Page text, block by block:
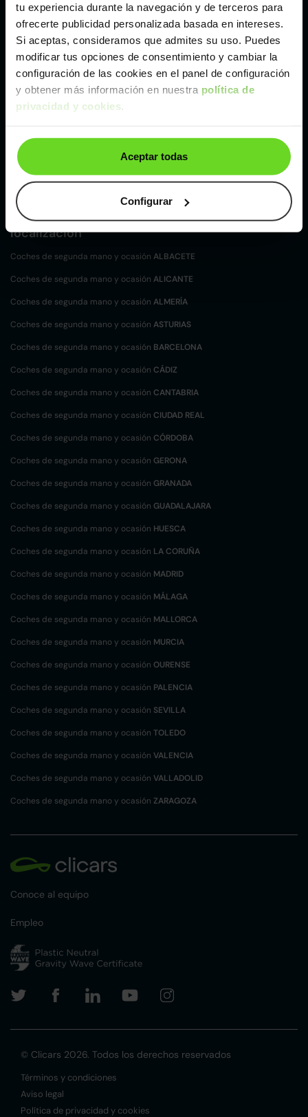
tu experiencia durante la navegación y de terceros para
ofrecerte publicidad personalizada basada en intereses.
Si aceptas, consideramos que admites su uso. Puedes
modificar tus opciones de consentimiento y cambiar la
configuración de las cookies en el panel de configuración
y obtener más información en nuestra política de
privacidad y cookies.
Aceptar todas
Configurar
Málaga
Valencia
Zaragoza
Ver Dacia Lodgy de segunda mano y ocasión
Dacia Lodgy de segunda mano y ocasión
Coches desegunda mano y ocasión por
localización
Coches de segunda mano y ocasión ALBACETE
Coches de segunda mano y ocasión ALICANTE
Coches de segunda mano y ocasión ALMERÍA
Coches de segunda mano y ocasión ASTURIAS
Coches de segunda mano y ocasión BARCELONA
Coches de segunda mano y ocasión CÁDIZ
Coches de segunda mano y ocasión CANTABRIA
Coches de segunda mano y ocasión CIUDAD REAL
Coches de segunda mano y ocasión CÓRDOBA
Coches de segunda mano y ocasión GERONA
Coches de segunda mano y ocasión GRANADA
Coches de segunda mano y ocasión GUADALAJARA
Coches de segunda mano y ocasión HUESCA
Coches de segunda mano y ocasión LA CORUÑA
Coches de segunda mano y ocasión MADRID
Coches de segunda mano y ocasión MÁLAGA
Coches de segunda mano y ocasión MALLORCA
Coches de segunda mano y ocasión MURCIA
Coches de segunda mano y ocasión OURENSE
Coches de segunda mano y ocasión PALENCIA
Coches de segunda mano y ocasión SEVILLA
Coches de segunda mano y ocasión TOLEDO
Coches de segunda mano y ocasión VALENCIA
Coches de segunda mano y ocasión VALLADOLID
Coches de segunda mano y ocasión ZARAGOZA
Conoce al equipo
Empleo
© Clicars 2026. Todos los derechos reservados
Términos y condiciones
Aviso legal
Política de privacidad y cookies